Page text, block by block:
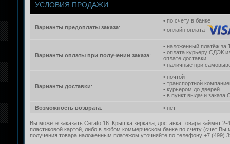
УСЛОВИЯ ПРОДАЖИ
Варианты предоплаты заказа:
• по счету в банке
• онлайн оплата
Варианты оплаты при получении заказа:
• наложенный платёж за
• оплата курьеру СДЭК
оплате доставки
• наличные при
Варианты доставки:
• почтой
• транспортной
• курьером до дверей
• в пункт выдачи заказа
Возможность возврата: • нет
Вы можете заказать Cerato 16. Крышка зеркала, доставка товара займет
пластиковой картой, либо в любом коммерческом банке по счету (счет
получения товара наложенным платежом уточняйте по телефону +7 (499)